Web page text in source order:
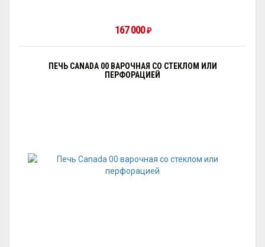
167 000₽
ПЕЧЬ CANADA 00 ВАРОЧНАЯ СО СТЕКЛОМ ИЛИ
ПЕРФОРАЦИЕЙ